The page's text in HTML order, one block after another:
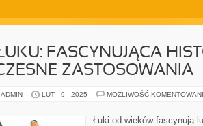
FASCYNUJĄCA
ZASTOSOWANIA
LUT - 9 - 2025 MOŻLIWOŚĆ
Łuki od wieków fascynują